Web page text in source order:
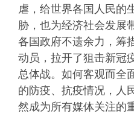
虐，给世界各国人民的
胁，也为经济社会发展
各国政府不遗余力，筹
动员，拉开了狙击新冠
总体战。如何客观而全
的防疫、抗疫情况，人
然成为所有媒体关注的